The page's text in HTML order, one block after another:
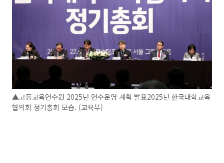
▲고등교육연수원 2025년 연수운영 계획 발표2025년 한국대학교육
협의회 정기총회 모습. (교육부)